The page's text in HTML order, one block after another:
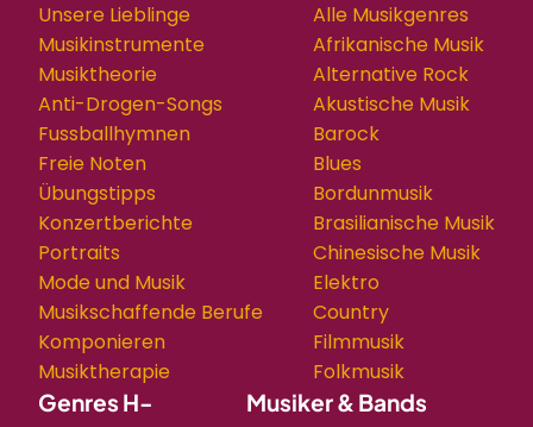
Unsere Lieblinge
Musikinstrumente
Musiktheorie
Anti-Drogen-Songs
Fussballhymnen
Freie Noten
Übungstipps
Konzertberichte
Portraits
Mode und Musik
Musikschaffende Berufe
Komponieren
Musiktherapie
Alle Musikgenres
Afrikanische Musik
Alternative Rock
Akustische Musik
Barock
Blues
Bordunmusik
Brasilianische Musik
Chinesische Musik
Elektro
Country
Filmmusik
Folkmusik
Genres H- Musiker & Bands